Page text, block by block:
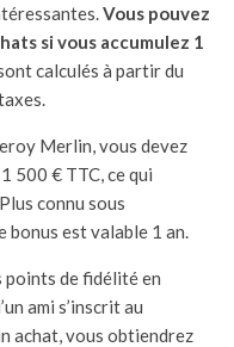
Vous pouvez
si vous accumulez 1
calculés à partir du
Merlin, vous devez
500 € TTC, ce qui
connu sous
bonus est valable 1 an.
points de fidélité en
ami s’inscrit au
achat, vous obtiendrez